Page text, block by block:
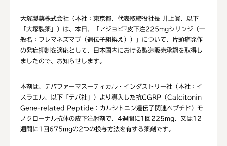
大塚製薬株式会社（本社：東京都、代表取締役社長 井上眞、以下
「大塚製薬」）は、本日、「アジョビ®皮下注225mgシリンジ（一
般名：フレマネズマブ（遺伝子組換え））」について、片頭痛発作
の発症抑制を適応として、日本国内における製造販売承認を取得し
ましたので、お知らせします。
本剤は、テバファーマスーティカル・インダストリー社（本社：イ
スラエル、以下「テバ社」）より導入した抗CGRP（Calcitonin
Gene-related Peptide：カルシトニン遺伝子関連ペプチド）モ
ノクローナル抗体の皮下注射剤で、4週間に1回225mg、又は12
週間に1回675mgの2つの投与方法を有する薬剤です。